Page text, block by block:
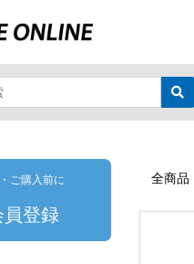
全商品
ご購入前に
登録